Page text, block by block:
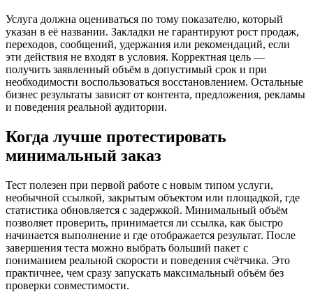
Услуга должна оцениваться по тому показателю, который
указан в её названии. Закладки не гарантируют рост продаж,
переходов, сообщений, удержания или рекомендаций, если
эти действия не входят в условия. Корректная цель —
получить заявленный объём в допустимый срок и при
необходимости воспользоваться восстановлением. Остальные
бизнес результаты зависят от контента, предложения, рекламы
и поведения реальной аудитории.
Когда лучше протестировать
минимальный заказ
Тест полезен при первой работе с новым типом услуги,
необычной ссылкой, закрытым объектом или площадкой, где
статистика обновляется с задержкой. Минимальный объём
позволяет проверить, принимается ли ссылка, как быстро
начинается выполнение и где отображается результат. После
завершения теста можно выбрать больший пакет с
пониманием реальной скорости и поведения счётчика. Это
практичнее, чем сразу запускать максимальный объём без
проверки совместимости.